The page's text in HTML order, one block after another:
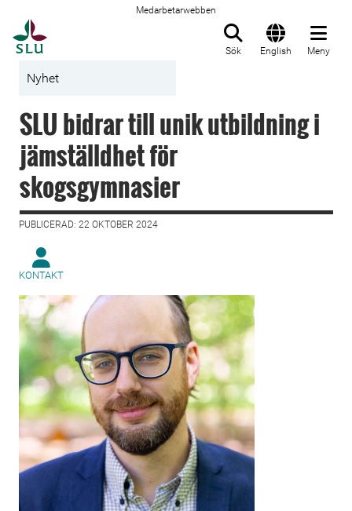
Medarbetarwebben
Sök English Meny
Nyhet
SLU bidrar till unik utbildning i
jämställdhet för
skogsgymnasier
PUBLICERAD: 22 OKTOBER 2024
KONTAKT